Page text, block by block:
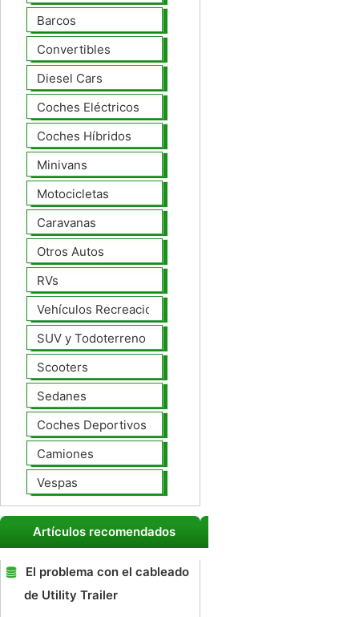
Barcos
Convertibles
Diesel Cars
Coches Eléctricos
Coches Híbridos
Minivans
Motocicletas
Caravanas
Otros Autos
RVs
Vehículos Recreacionales
SUV y Todoterreno
Scooters
Sedanes
Coches Deportivos
Camiones
Vespas
Artículos recomendados
El problema con el cableado
de Utility Trailer